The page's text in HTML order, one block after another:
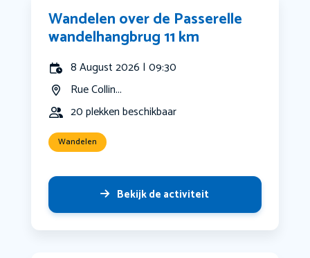
Wandelen over de Passerelle
wandelhangbrug 11 km
8 August 2026 | 09:30
Rue Collin...
20 plekken beschikbaar
Wandelen
Bekijk de activiteit